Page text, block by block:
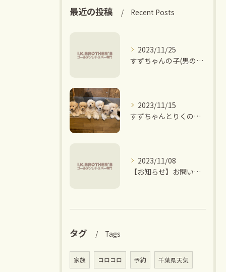
最近の投稿 Recent Posts
2023/11/25
すずちゃんの子(男の子6頭)ご家族決まりました。
2023/11/15
すずちゃんとりくの子 ご家族募集中です。
2023/11/08
【お知らせ】お問い合わせに関して。
タグ Tags
家族 コロコロ 予約 千葉県天気